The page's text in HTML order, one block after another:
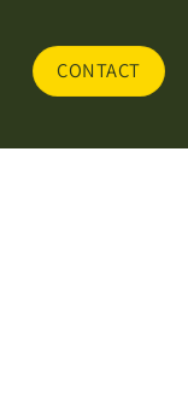
CONTACT